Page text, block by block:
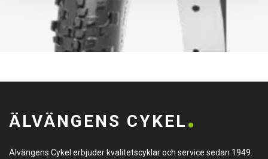
ÄLVÄNGENS CYKEL
Älvängens Cykel erbjuder kvalitetscyklar och service sedan 1949.